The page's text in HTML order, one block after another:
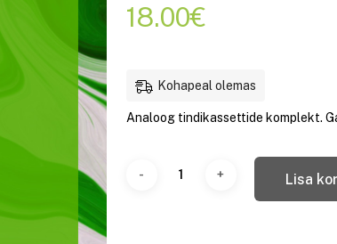
18.00€
Kohapeal olemas
Analoog tindikassettide komplekt.
Lisa